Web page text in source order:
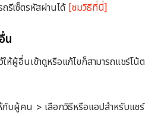
รีเซ็ตรหัสผ่านได้ [ชมวิธีที่นี่]
น
ให้ผู้อื่นเข้าดูหรือแก้ไขก็สามารถแชร์โน้ต
กับผู้คน > เลือกวิธีหรือแอปสำหรับแชร์